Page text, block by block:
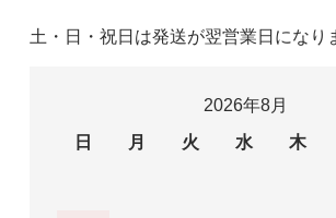
土・日・祝日は発送が翌営業日になり
2026年8月
日
月 火 水 木